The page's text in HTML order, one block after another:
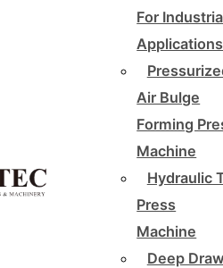
For
Applications
Air Bulge
Forming
Machine
Hydraulic
Press
Machine
Deep